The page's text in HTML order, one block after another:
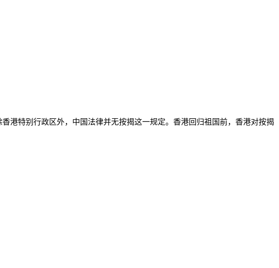
港特别行政区外，中国法律并无按揭这一规定。香港回归祖国前，香港对按揭